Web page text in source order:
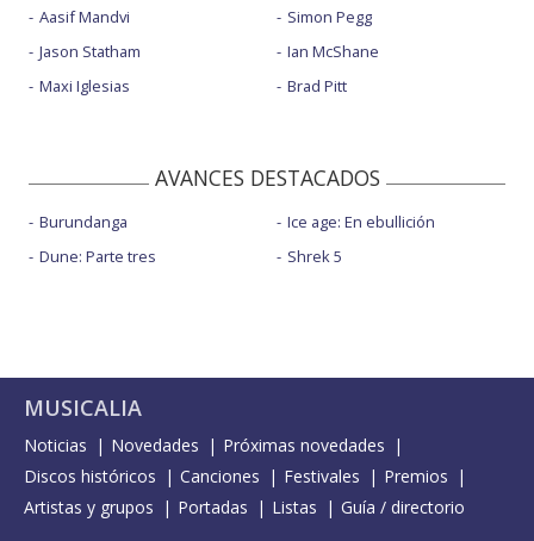
Aasif Mandvi
Jason Statham
Maxi Iglesias
Simon Pegg
Ian McShane
Brad Pitt
AVANCES DESTACADOS
Burundanga
Dune: Parte tres
Ice age: En ebullición
Shrek 5
MUSICALIA
Noticias Novedades
Próximas novedades
Discos históricos
Canciones Festivales
Premios
Artistas y grupos
Portadas Listas Guía / directorio